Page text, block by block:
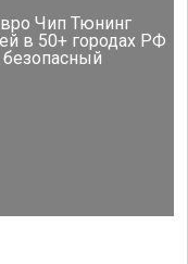
Чип Тюнинг
в 50+ городах РФ